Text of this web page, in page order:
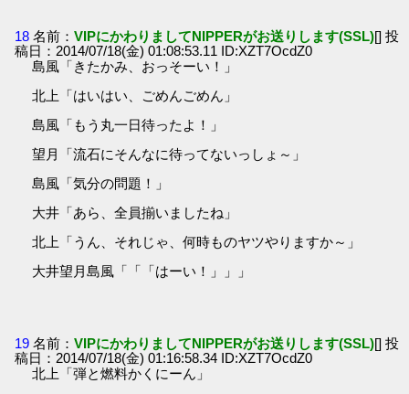
18 名前：VIPにかわりましてNIPPERがお送りします(SSL)[] 投
稿日：2014/07/18(金) 01:08:53.11 ID:XZT7OcdZ0
島風「きたかみ、おっそーい！」
北上「はいはい、ごめんごめん」
島風「もう丸一日待ったよ！」
望月「流石にそんなに待ってないっしょ～」
島風「気分の問題！」
大井「あら、全員揃いましたね」
北上「うん、それじゃ、何時ものヤツやりますか～」
大井望月島風「「「はーい！」」」
19 名前：VIPにかわりましてNIPPERがお送りします(SSL)[] 投
稿日：2014/07/18(金) 01:16:58.34 ID:XZT7OcdZ0
北上「弾と燃料かくにーん」